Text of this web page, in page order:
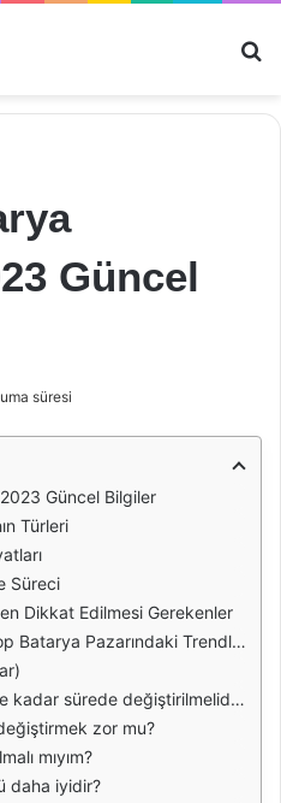
Güncel
süresi
Güncel Bilgiler
Türleri
Süreci
Dikkat Edilmesi Gerekenler
Batarya Pazarındaki Trendler
kadar sürede değiştirilmelidir?
zor mu?
mıyım?
daha iyidir?